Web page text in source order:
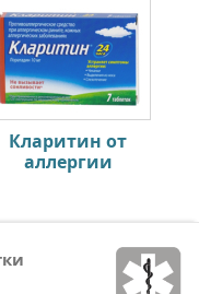
Кларитин от
аллергии